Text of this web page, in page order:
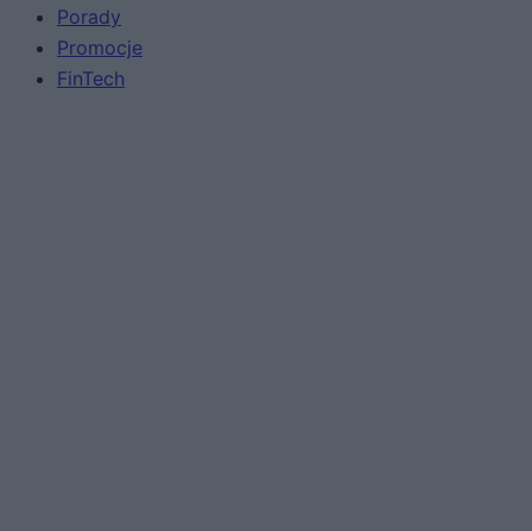
Porady
Promocje
FinTech